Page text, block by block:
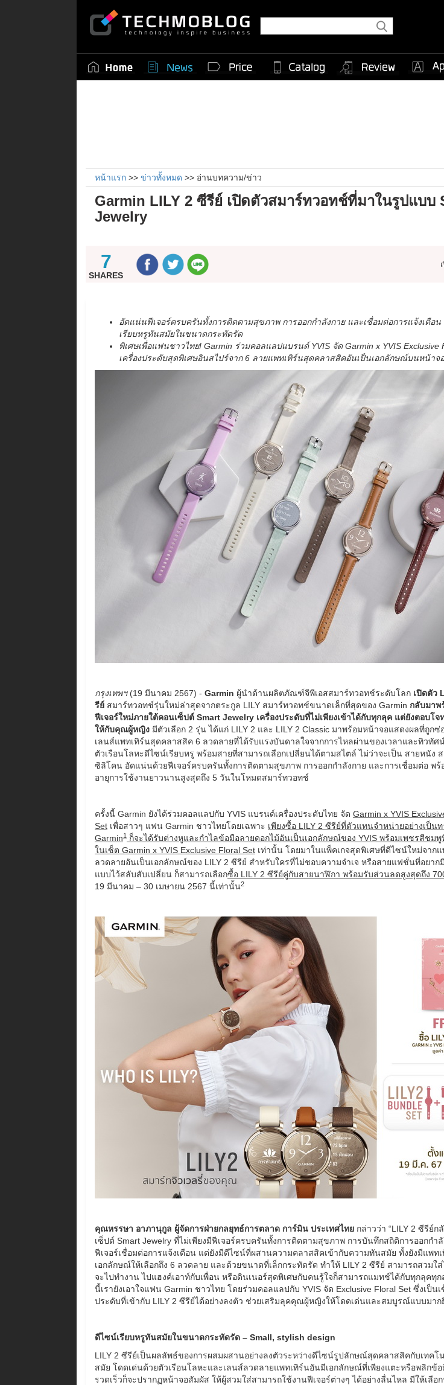
หน้าแรก >> ข่าวทั้งหมด >> อ่านบทความ/ข่าว
Garmin LILY 2 ซีรีย์ เปิดตัวสมาร์ทวอทช์ที่มาในรูปแบบ
Jewelry
7
SHARES
อัดแน่นฟีเจอร์ครบครันทั้งการติดตามสุขภาพ การออกกำลังกาย และเชื่อมต่อการแจ้งเตือ
เรียบหรูทันสมัยในขนาดกระทัดรัด
พิเศษเพื่อแฟนชาวไทย! Garmin ร่วมคอลแลปแบรนด์ YVIS จัด Garmin x YVIS Exclusive
เครื่องประดับสุดพิเศษอินสไปร์จาก6 ลายแพทเทิร์นสุดคลาสสิคอันเป็นเอกลักษณ์บนหน้าจ
กรุงเทพฯ(19 มีนาคม 2567) - Garmin ผู้นำด้านผลิตภัณฑ์จีพีเอสสมาร์ทวอทช์ระดับโลก เปิดตัว
รีย์ สมาร์ทวอทช์รุ่นใหม่ล่าสุดจากตระกูล LILY สมาร์ทวอทช์ขนาดเล็กที่สุดของ Garmin กลับมาพ
ฟีเจอร์ใหม่ภายใต้คอนเซ็ปต์ Smart Jewelry เครื่องประดับที่ไม่เพียงเข้าได้กับทุกลุค แต่ยังตอบโ
ให้กับคุณผู้หญิง มีตัวเลือก 2 รุ่น ได้แก่ LILY 2 และ LILY 2 Classic มาพร้อมหน้าจอแสดงผลที่ถูกซ่
เลนส์แพทเทิร์นสุดคลาสสิค 6 ลวดลายที่ได้รับแรงบันดาลใจจากการไหลผ่านของเวลาและทิวทั
ตัวเรือนโลหะดีไซน์เรียบหรู พร้อมสายที่สามารถเลือกเปลี่ยนได้ตามสไตล์ ไม่ว่าจะเป็น สายหนัง
ซิลิโคน อัดแน่นด้วยฟีเจอร์ครบครันทั้งการติดตามสุขภาพ การออกกำลังกาย และการเชื่อมต่อ พร้
อายุการใช้งานยาวนานสูงสุดถึง 5 วันในโหมดสมาร์ทวอทช์
ครั้งนี้ Garmin ยังได้ร่วมคอลแลปกับ YVIS แบรนด์เครื่องประดับไทย จัด Garmin x YVIS
Set เพื่อสาวๆ แฟน Garmin ชาวไทยโดยเฉพาะ เพียงซื้อ LILY 2 ซีรีย์ที่ตัวแทนจำหน่ายอย่างเป็นท
Garmin1 ก็จะได้รับต่างหูและกำไลข้อมือลายดอกไม้อันเป็นเอกลักษณ์ของ YVIS พร้อมเพชรสีชมพู
ในเซ็ต Garmin x YVIS Exclusive Floral Set เท่านั้น โดยมาในแพ็คเกจสุดพิเศษที่ดีไซน์ใหม่จากแ
ลวดลายอันเป็นเอกลักษณ์ของ LILY 2 ซีรีย์ สำหรับใครที่ไม่ชอบความจำเจ หรือสายแฟชั่นที่อยาก
แบบไว้สลับสับเปลี่ยน ก็สามารถเลือกซื้อ LILY 2 ซีรีย์คู่กับสายนาฬิกา พร้อมรับส่วนลดสูงสุดถึง
19 มีนาคม – 30 เมษายน 2567 นี้เท่านั้น2
คุณหรรษา อาภานุกูล ผู้จัดการฝ่ายกลยุทธ์การตลาด การ์มิน ประเทศไทย กล่าวว่า “LILY 2 ซีรีย์
เซ็ปต์ Smart Jewelry ที่ไม่เพียงมีฟีเจอร์ครบครันทั้งการติดตามสุขภาพ การบันทึกสถิติการออกกำ
ฟีเจอร์เชื่อมต่อการแจ้งเตือน แต่ยังมีดีไซน์ที่ผสานความคลาสสิคเข้ากับความทันสมัย ทั้งยังมีแพท
เอกลักษณ์ให้เลือกถึง 6 ลวดลาย และด้วยขนาดที่เล็กกระทัดรัด ทำให้ LILY 2 ซีรีย์ สามารถสวมใ
จะไปทำงาน ไปแฮงค์เอาท์กับเพื่อน หรือดินเนอร์สุดพิเศษกับคนรู้ใจก็สามารถแมทช์ได้กับทุกลุคทุ
นี้เรายังเอาใจแฟน Garmin ชาวไทย โดยร่วมคอลแลปกับ YVIS จัด Exclusive Floral Set ซึ่งเป็นเ
ประดับที่เข้ากับ LILY 2 ซีรีย์ได้อย่างลงตัว ช่วยเสริมลุคคุณผู้หญิงให้โดดเด่นและสมบูรณ์แบบมาก
ดีไซน์เรียบหรูทันสมัยในขนาดกระทัดรัด – Small, stylish design
LILY 2 ซีรีย์เป็นผลลัพธ์ของการผสมผสานอย่างลงตัวระหว่างดีไซน์รูปลักษณ์สุดคลาสสิคกับเทคโ
สมัย โดดเด่นด้วยตัวเรือนโลหะและเลนส์ลวดลายแพทเทิร์นอันมีเอกลักษณ์ที่เพียงแตะหรือพลิกข้อ
รวดเร็วก็จะปรากฏหน้าจอสัมผัส ให้ผู้สวมใส่สามารถใช้งานฟีเจอร์ต่างๆ ได้อย่างลื่นไหล มีให้เลือ